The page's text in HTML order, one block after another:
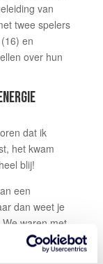
van
twee spelers
en
over hun
dat ik
het kwam
blij!
een
dan weet je
waren met
maar
ook bij het